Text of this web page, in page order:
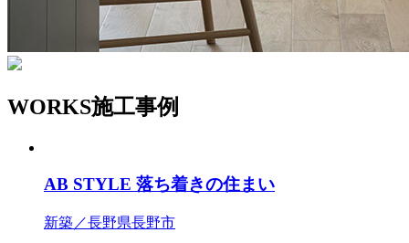
WORKS施工事例
AB STYLE 落ち着きの住まい
新築／長野県長野市